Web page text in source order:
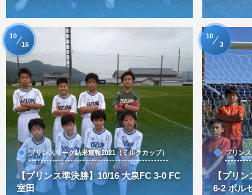
プリンスリーグ結果速報2021（ミルクカップ）
【プリンス準決勝】10/16 大泉FC 3-0 FC
室田
10
16
プリン
【プリ
6-2 ポル
10
3